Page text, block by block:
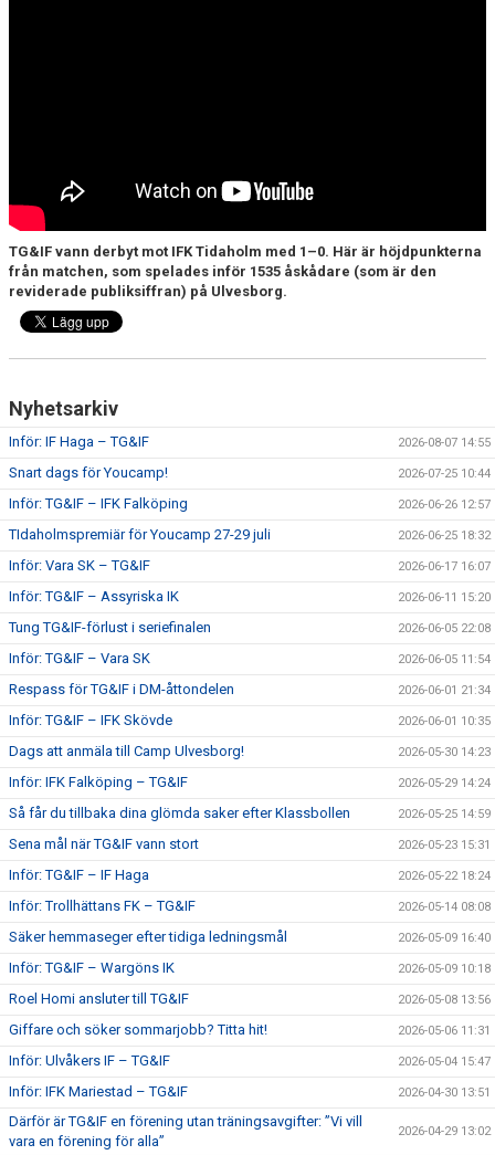
TG&IF vann derbyt mot IFK Tidaholm med 1–0. Här är höjdpunkterna
från matchen, som spelades inför 1535 åskådare (som är den
reviderade publiksiffran) på Ulvesborg.
Nyhetsarkiv
Inför: IF Haga – TG&IF 2026-08-07 14:55
Snart dags för Youcamp! 2026-07-25 10:44
Inför: TG&IF – IFK Falköping 2026-06-26 12:57
TIdaholmspremiär för Youcamp 27-29 juli 2026-06-25 18:32
Inför: Vara SK – TG&IF 2026-06-17 16:07
Inför: TG&IF – Assyriska IK 2026-06-11 15:20
Tung TG&IF-förlust i seriefinalen 2026-06-05 22:08
Inför: TG&IF – Vara SK 2026-06-05 11:54
Respass för TG&IF i DM-åttondelen 2026-06-01 21:34
Inför: TG&IF – IFK Skövde 2026-06-01 10:35
Dags att anmäla till Camp Ulvesborg! 2026-05-30 14:23
Inför: IFK Falköping – TG&IF 2026-05-29 14:24
Så får du tillbaka dina glömda saker efter Klassbollen 2026-05-25 14:59
Sena mål när TG&IF vann stort 2026-05-23 15:31
Inför: TG&IF – IF Haga 2026-05-22 18:24
Inför: Trollhättans FK – TG&IF 2026-05-14 08:08
Säker hemmaseger efter tidiga ledningsmål 2026-05-09 16:40
Inför: TG&IF – Wargöns IK 2026-05-09 10:18
Roel Homi ansluter till TG&IF 2026-05-08 13:56
Giffare och söker sommarjobb? Titta hit! 2026-05-06 11:31
Inför: Ulvåkers IF – TG&IF 2026-05-04 15:47
Inför: IFK Mariestad – TG&IF 2026-04-30 13:51
Därför är TG&IF en förening utan träningsavgifter: ”Vi vill
vara en förening för alla”
2026-04-29 13:02